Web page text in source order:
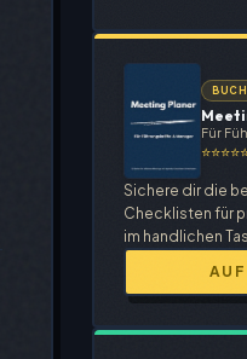
Für
Sichere dir die
Checklisten für
im handlichen